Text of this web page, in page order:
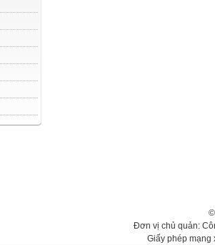
Đơn vị chủ quản:
Giấy phép mạng